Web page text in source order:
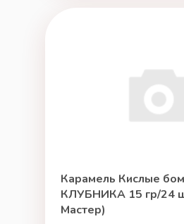
Карамель Кислые
КЛУБНИКА 15 гр/24
Мастер)